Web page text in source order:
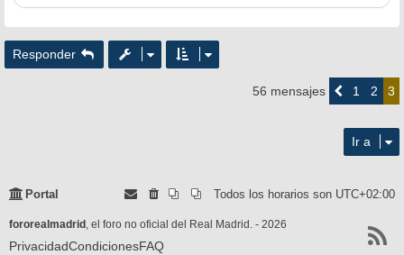
Responder
56 mensajesAnterior1 2 3
Ir a
Portal Todos los horarios son UTC+02:00
fororealmadrid , el foro no oficial del Real Madrid. - 2026
PrivacidadCondicionesFAQ